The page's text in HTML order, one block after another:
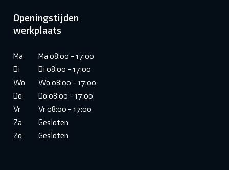
Openingstijden
werkplaats
Ma
Ma 08:00 - 17:00
Di
Di 08:00 - 17:00
Wo
Wo 08:00 - 17:00
Do
Do 08:00 - 17:00
Vr
Vr 08:00 - 17:00
Za
Gesloten
Zo
Gesloten